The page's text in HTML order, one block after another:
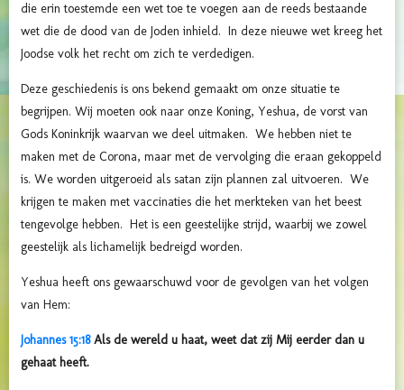
die erin toestemde een wet toe te voegen aan de reeds bestaande
wet die de dood van de Joden inhield. In deze nieuwe wet kreeg het
Joodse volk het recht om zich te verdedigen.
Deze geschiedenis is ons bekend gemaakt om onze situatie te
begrijpen. Wij moeten ook naar onze Koning, Yeshua, de vorst van
Gods Koninkrijk waarvan we deel uitmaken. We hebben niet te
maken met de Corona, maar met de vervolging die eraan gekoppeld
is. We worden uitgeroeid als satan zijn plannen zal uitvoeren. We
krijgen te maken met vaccinaties die het merkteken van het beest
tengevolge hebben. Het is een geestelijke strijd, waarbij we zowel
geestelijk als lichamelijk bedreigd worden.
Yeshua heeft ons gewaarschuwd voor de gevolgen van het volgen
van Hem:
Johannes 15:18Als de wereld u haat, weet dat zij Mij eerder dan u
gehaat heeft.